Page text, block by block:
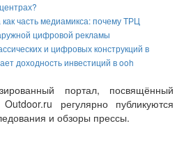
часть медиамикса: почему ТРЦ
цифровой рекламы
и цифровых конструкций в
доходность инвестиций в ooh
портал, посвящённый
регулярно публикуются
и обзоры прессы.